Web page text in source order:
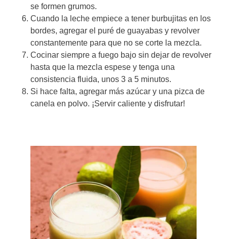
se formen grumos.
Cuando la leche empiece a tener burbujitas en los
bordes, agregar el puré de guayabas y revolver
constantemente para que no se corte la mezcla.
Cocinar siempre a fuego bajo sin dejar de revolver
hasta que la mezcla espese y tenga una
consistencia fluida, unos 3 a 5 minutos.
Si hace falta, agregar más azúcar y una pizca de
canela en polvo. ¡Servir caliente y disfrutar!